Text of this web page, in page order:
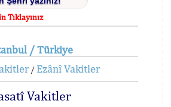
Tıklayınız
/ Türkiye
/ Ezânî Vakitler
Vakitler